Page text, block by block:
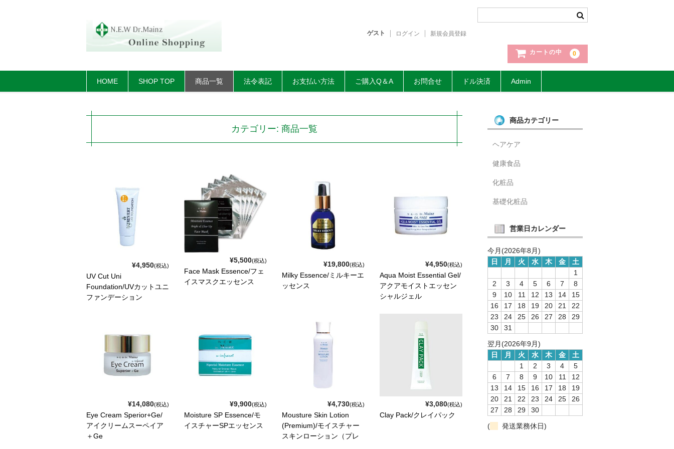
ゲスト ログイン 新規会員登録
カートの中 0
HOME SHOP TOP 商品一覧 法令表記 お支払い方法 ご購入Q＆A お問合せ ドル決済 Admin
カテゴリー: 商品一覧
¥4,950(税込)
UV Cut Uni
Foundation/UVカットユニ
ファンデーション
¥5,500(税込)
Face Mask Essence/フェ
イスマスクエッセンス
¥19,800(税込)
Milky Essence/ミルキーエ
ッセンス
¥4,950(税込)
Aqua Moist Essential Gel/
アクアモイストエッセン
シャルジェル
¥14,080(税込)
Eye Cream Sperior+Ge/
アイクリームスーペイア
＋Ge
¥9,900(税込)
Moisture SP Essence/モ
イスチャーSPエッセンス
¥4,730(税込)
Mousture Skin Lotion
(Premium)/モイスチャー
スキンローション（プレ
¥3,080(税込)
Clay Pack/クレイパック
商品カテゴリー
ヘアケア
健康食品
化粧品
基礎化粧品
営業日カレンダー
今月(2026年8月)
日
月 火 水 木 金
土
1
2
3 4 5 6 7
8
9
10 11 12 13 14
15
16
17 18 19 20 21
22
23
24 25 26 27 28
29
30
31
翌月(2026年9月)
日
月 火 水 木 金
土
1
2 3 4
5
6
7 8 9 10 11
12
13
14 15 16 17 18
19
20
21 22 23 24 25
26
27
28 29
30
(
発送業務休日)